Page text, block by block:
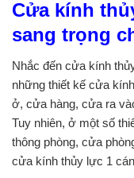
Cửa kính
sang trọng
Nhắc đến cửa kính
những thiết kế cửa
ở, cửa hàng, cửa ra
Tuy nhiên, ở một số
thông phòng, cửa
cửa kính thủy lực 1